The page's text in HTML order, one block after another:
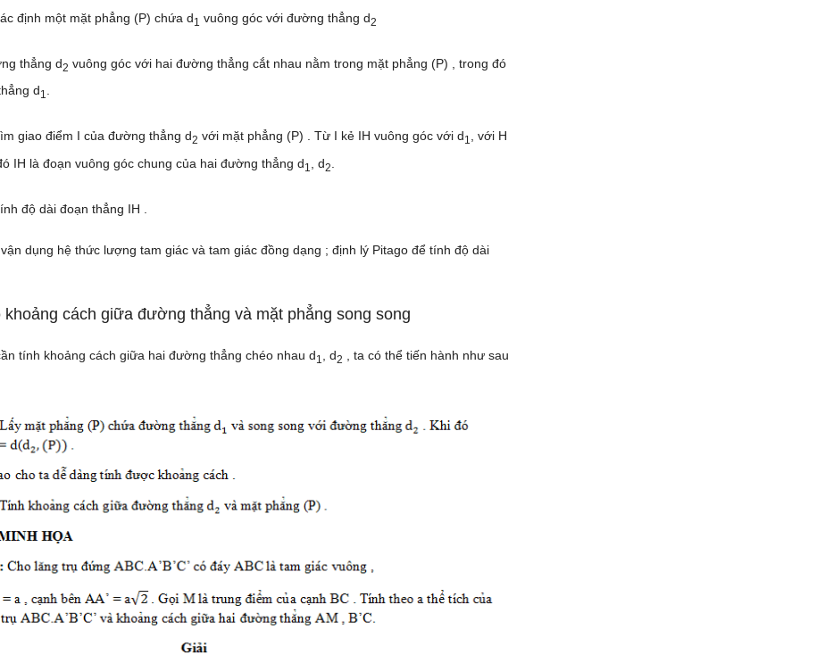
định một mặt phẳng (P) chứa d1 vuông góc với đường thẳng d2
thẳng d2 vuông góc với hai đường thẳng cắt nhau nằm trong mặt phẳng (P) , trong đó
d1 .
giao điểm I của đường thẳng d2 với mặt phẳng (P) . Từ I kẻ IH vuông góc với d1
, với H
IH là đoạn vuông góc chung của hai đường thẳng d1 , d2
độ dài đoạn thẳng IH .
dụng hệ thức lượng tam giác và tam giác đồng dạng ; định lý Pitago để tính độ dài
khoảng cách giữa đường thẳng và mặt phẳng song song
tính khoảng cách giữa hai đường thẳng chéo nhau d1 , d2
, ta có thể tiến hành như sau